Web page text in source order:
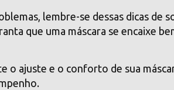
lembre-se dessas dicas de
que uma máscara se encaixe
o ajuste e o conforto de sua